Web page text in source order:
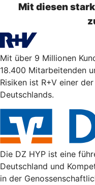
Mit diesen
Mit über 9 Millionen
18.400 Mitarbeitenden
Risiken ist R+V einer
Deutschlands.
Die DZ HYP ist eine
Deutschland und
in der